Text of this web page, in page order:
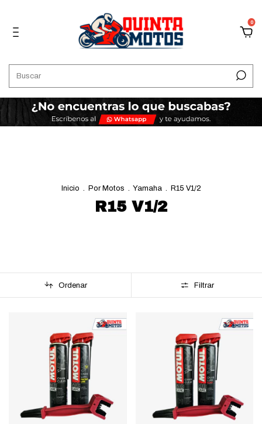
0
Inicio . Por Motos . Yamaha . R15 V1/2
R15 V1/2
Ordenar Filtrar